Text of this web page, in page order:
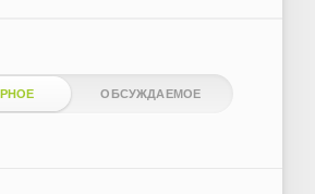
ОБСУЖДАЕМОЕ